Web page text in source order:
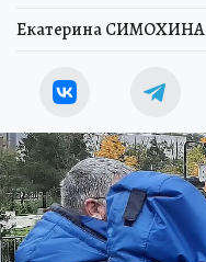
Екатерина СИМОХИНА